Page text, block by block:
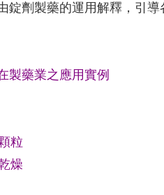
錠劑製藥的運用解釋，引
製藥業之應用實例
粒
燥